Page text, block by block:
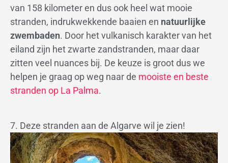
van 158 kilometer en dus ook heel wat mooie
stranden, indrukwekkende baaien en natuurlijke
zwembaden. Door het vulkanisch karakter van het
eiland zijn het zwarte zandstranden, maar daar
zitten veel nuances bij. De keuze is groot dus we
helpen je graag op weg naar de mooiste en beste
stranden op La Palma.
7. Deze stranden aan de Algarve wil je zien!